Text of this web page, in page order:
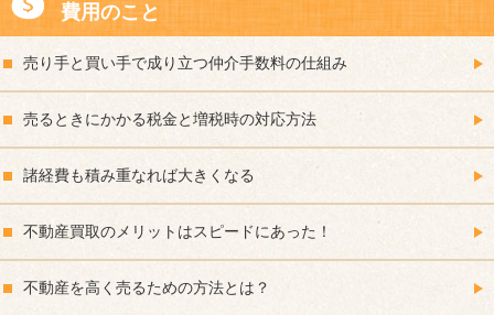
費用のこと
売り手と買い手で成り立つ仲介手数料の仕組み
売るときにかかる税金と増税時の対応方法
諸経費も積み重なれば大きくなる
不動産買取のメリットはスピードにあった！
不動産を高く売るための方法とは？